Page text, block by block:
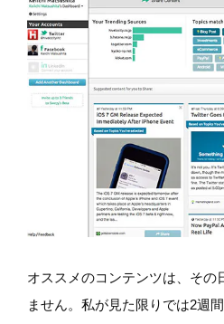
オススメのコンテンツは、その
ません。私が見た限りでは2週